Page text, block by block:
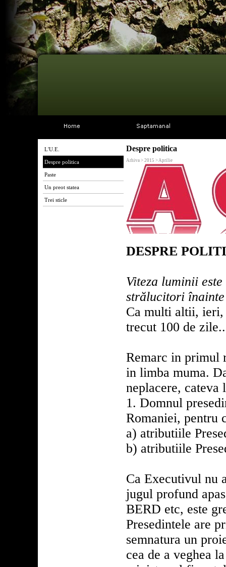
L'U.E.
Despre politica
Paste
Un preot statea
Trei sticle
Despre politica
Arhiva > 2015 > Aprilie
DESPRE
Viteza luminii
strălucitori
Ca multi altii, ieri,
trecut 100 de
Remarc in primul
in limba muma.
neplacere, cateva
1. Domnul
Romaniei, pentru
a) atributiile
b) atributiile
Ca Executivul nu
jugul profund
BERD etc, este
Presedintele are
semnatura un
cea de a veghea